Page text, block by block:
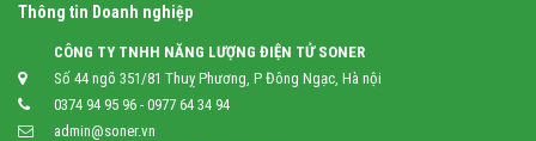
Thông tin Doanh nghiệp
CÔNG TY TNHH NĂNG LƯỢNG ĐIỆN TỬ SONER
Số 44 ngõ 351/81 Thuỵ Phương, P Đông Ngạc, Hà nội
0374 94 95 96 - 0977 64 34 94
admin@soner.vn